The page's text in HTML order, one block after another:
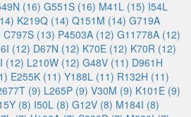
(16) G551S (16) M41L (15) I54L
K219Q (14) Q151M (14) G719A
C797S (13) P4503A (12) G11778A (12)
(12) D67N (12) K70E (12) K70R (12)
(12) L210W (12) G48V (11) D961H
E255K (11) Y188L (11) R132H (11)
(9) L265P (9) V30M (9) K101E (9)
(8) I50L (8) G12V (8) M184I (8)